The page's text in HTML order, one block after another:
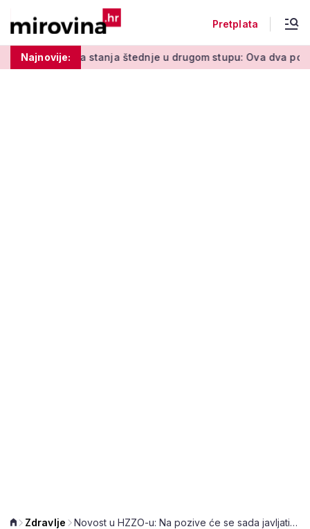
Pretplata
Najnovije:
stanja štednje u drugom stupu: Ova dva pojma morate znati
Zdravlje Novost u HZZO-u: Na pozive će se sada javljati virtualni asistent HANA